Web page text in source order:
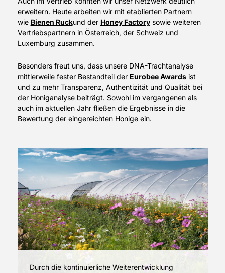
erweitern. Heute arbeiten wir mit etablierten Partnern
wie Bienen Ruckund der Honey Factorysowie weiteren
Vertriebspartnern in Österreich, der Schweiz und
Luxemburg zusammen.
Besonders freut uns, dass unsere DNA-Trachtanalyse
mittlerweile fester Bestandteil der Eurobee Awardsist
und zu mehr Transparenz, Authentizität und Qualität bei
der Honiganalyse beiträgt. Sowohl im vergangenen als
auch im aktuellen Jahr fließen die Ergebnisse in die
Bewertung der eingereichten Honige ein.
Durch die kontinuierliche Weiterentwicklung